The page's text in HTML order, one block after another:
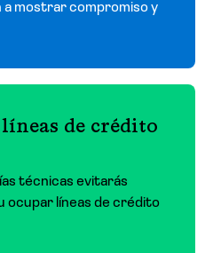
mostrar compromiso y
de crédito
técnicas evitarás
ocupar líneas de crédito